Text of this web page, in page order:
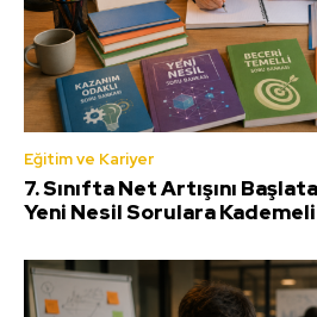
Eğitim ve Kariyer
7. Sınıfta Net Artışını
Yeni Nesil Sorulara